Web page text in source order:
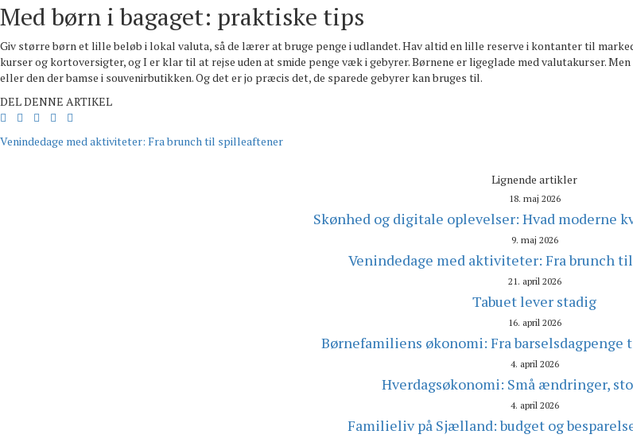
Med børn i bagaget: praktiske tips
Giv større børn et lille beløb i lokal valuta, så de lærer at bruge penge i udlandet. Hav altid en lille reserve i kontanter til
kurser og kortoversigter, og I er klar til at rejse uden at smide penge væk i gebyrer. Børnene er ligeglade med valutakurser.
eller den der bamse i souvenirbutikken. Og det er jo præcis det, de sparede gebyrer kan bruges til.
DEL DENNE ARTIKEL
Venindedage med aktiviteter: Fra brunch til spilleaftener
Lignende artikler
18. maj 2026
Skønhed og digitale oplevelser: Hvad moderne
9. maj 2026
Venindedage med aktiviteter: Fra brunch
21. april 2026
Tabuet lever stadig
16. april 2026
Børnefamiliens økonomi: Fra barselsdagpenge
4. april 2026
Hverdagsøkonomi: Små ændringer,
4. april 2026
Familieliv på Sjælland: budget og